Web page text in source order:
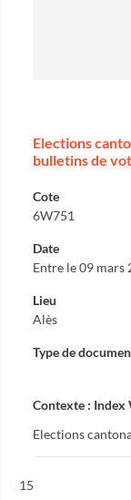
Elections
bulletins de
Cote
6W751
Date
Entre le 09 mars
Lieu
Alès
Type de
Contexte : Index
Elections
Résultat n°
15